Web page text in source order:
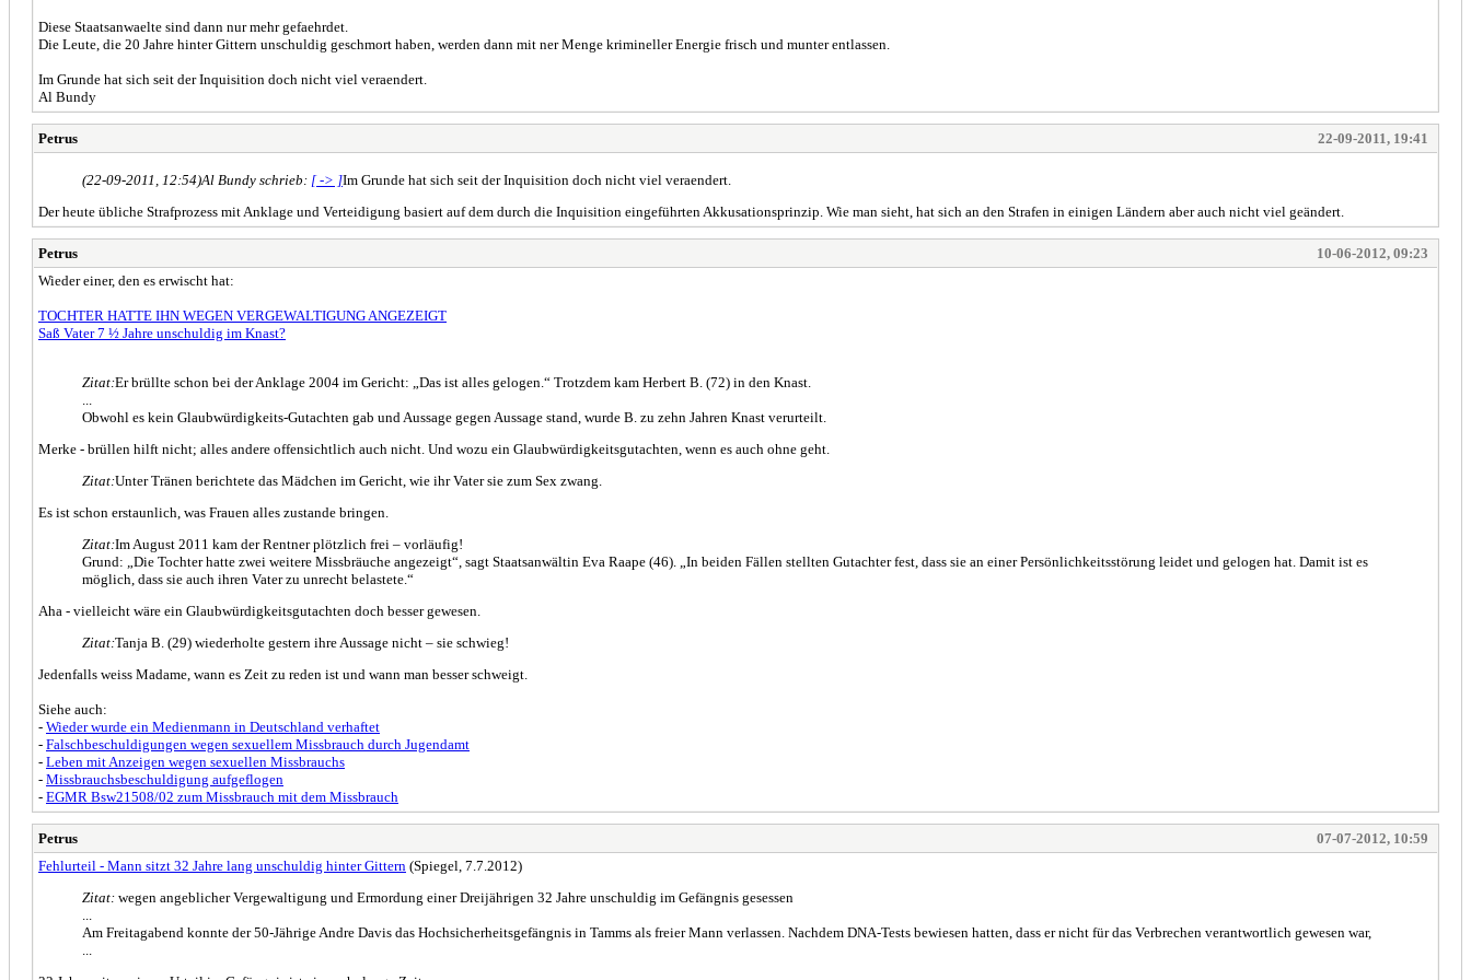
Diese Staatsanwaelte sind dann nur mehr gefaehrdet.
Die Leute, die 20 Jahre hinter Gittern unschuldig geschmort haben, werden dann mit ner Menge krimineller Energie frisch und munter entlassen.
Im Grunde hat sich seit der Inquisition doch nicht viel veraendert.
Al Bundy
Petrus 22-09-2011, 19:41
(22-09-2011, 12:54)Al Bundy schrieb: [ -> ]Im Grunde hat sich seit der Inquisition doch nicht viel veraendert.
Der heute übliche Strafprozess mit Anklage und Verteidigung basiert auf dem durch die Inquisition eingeführten Akkusationsprinzip. Wie man sieht, hat sich an den Strafen in einigen Ländern aber auch nicht viel geändert.
Petrus
10-06-2012, 09:23
Wieder einer, den es erwischt hat:
TOCHTER HATTE IHN WEGEN VERGEWALTIGUNG ANGEZEIGT
Saß Vater 7 ½ Jahre unschuldig im Knast?
Zitat:Er brüllte schon bei der Anklage 2004 im Gericht: „Das ist alles gelogen.“ Trotzdem kam Herbert B. (72) in den Knast.
Obwohl es kein Glaubwürdigkeits-Gutachten gab und Aussage gegen Aussage stand, wurde B. zu zehn Jahren Knast verurteilt.
Merke - brüllen hilft nicht; alles andere offensichtlich auch nicht. Und wozu ein Glaubwürdigkeitsgutachten, wenn es auch ohne geht.
Zitat:Unter Tränen berichtete das Mädchen im Gericht, wie ihr Vater sie zum Sex zwang.
Es ist schon erstaunlich, was Frauen alles zustande bringen.
Zitat:Im August 2011 kam der Rentner plötzlich frei – vorläufig!
Grund: „Die Tochter hatte zwei weitere Missbräuche angezeigt“, sagt Staatsanwältin Eva Raape (46). „In beiden Fällen stellten Gutachter fest, dass sie an einer Persönlichkeitsstörung leidet und gelogen hat. Damit ist es
möglich, dass sie auch ihren Vater zu unrecht belastete.“
Aha - vielleicht wäre ein Glaubwürdigkeitsgutachten doch besser gewesen.
Zitat:Tanja B. (29) wiederholte gestern ihre Aussage nicht – sie schwieg!
Jedenfalls weiss Madame, wann es Zeit zu reden ist und wann man besser schweigt.
Siehe auch:
- Wieder wurde ein Medienmann in Deutschland verhaftet
- Falschbeschuldigungen wegen sexuellem Missbrauch durch Jugendamt
- Leben mit Anzeigen wegen sexuellen Missbrauchs
- Missbrauchsbeschuldigung aufgeflogen
- EGMR Bsw21508/02 zum Missbrauch mit dem Missbrauch
Petrus
07-07-2012, 10:59
Fehlurteil - Mann sitzt 32 Jahre lang unschuldig hinter Gittern (Spiegel, 7.7.2012)
Zitat: wegen angeblicher Vergewaltigung und Ermordung einer Dreijährigen 32 Jahre unschuldig im Gefängnis gesessen
Am Freitagabend konnte der 50-Jährige Andre Davis das Hochsicherheitsgefängnis in Tamms als freier Mann verlassen. Nachdem DNA-Tests bewiesen hatten, dass er nicht für das Verbrechen verantwortlich gewesen war,